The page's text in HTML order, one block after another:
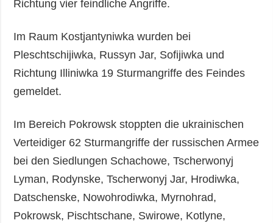
Richtung vier feindliche Angriffe.
Im Raum Kostjantyniwka wurden bei
Pleschtschijiwka, Russyn Jar, Sofijiwka und
Richtung Illiniwka 19 Sturmangriffe des Feindes
gemeldet.
Im Bereich Pokrowsk stoppten die ukrainischen
Verteidiger 62 Sturmangriffe der russischen Armee
bei den Siedlungen Schachowe, Tscherwonyj
Lyman, Rodynske, Tscherwonyj Jar, Hrodiwka,
Datschenske, Nowohrodiwka, Myrnohrad,
Pokrowsk, Pischtschane, Swirowe, Kotlyne,